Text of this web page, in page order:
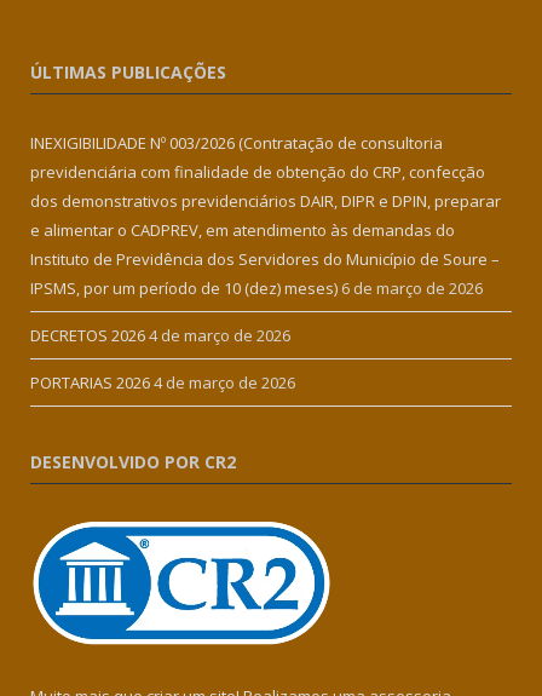
ÚLTIMAS PUBLICAÇÕES
INEXIGIBILIDADE Nº 003/2026 (Contratação de consultoria
previdenciária com finalidade de obtenção do CRP, confecção
dos demonstrativos previdenciários DAIR, DIPR e DPIN, preparar
e alimentar o CADPREV, em atendimento às demandas do
Instituto de Previdência dos Servidores do Município de Soure –
IPSMS, por um período de 10 (dez) meses) 6 de março de 2026
DECRETOS 20264 de março de 2026
PORTARIAS 20264 de março de 2026
DESENVOLVIDO POR CR2